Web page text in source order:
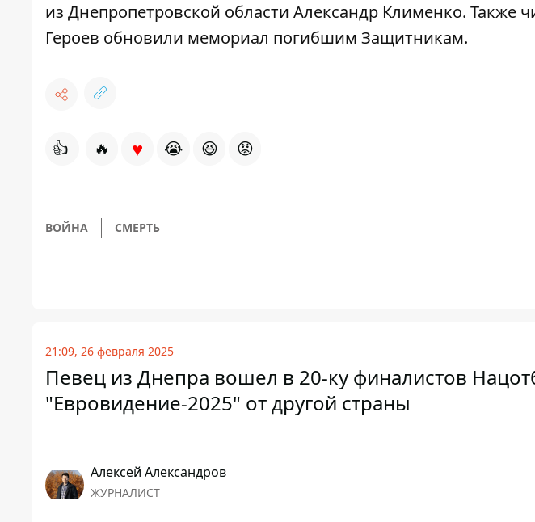
из Днепропетровской области Александр Клименко. Также
Героев обновили мемориал погибшим Защитникам.
👍 🔥 ♥ 😭 😆 😡
ВОЙНА СМЕРТЬ
21:09, 26 февраля 2025
Певец из Днепра вошел в 20-ку финалистов
"Евровидение-2025" от другой страны
Алексей Александров
ЖУРНАЛИСТ